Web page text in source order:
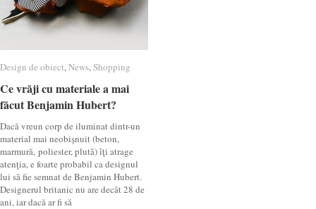
Design de obiect,News,Shopping
Ce vrăji cu materiale a mai
făcut Benjamin Hubert?
Dacă vreun corp de iluminat dintr-un
material mai neobişnuit (beton,
marmură, poliester, plută) îţi atrage
atenţia, e foarte probabil ca designul
lui să fie semnat de Benjamin Hubert.
Designerul britanic nu are decât 28 de
ani, iar dacă ar fi să
Design de obiect News Shopping
Ce vrăji cu materiale a mai
făcut Benjamin Hubert?